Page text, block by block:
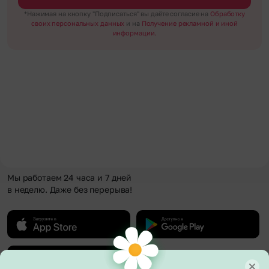
*Нажимая на кнопку "Подписаться" вы даёте согласие на Обработку
своих персональных данных и на Получение рекламной и иной
информации.
Мы работаем 24 часа и 7 дней
в неделю. Даже без перерыва!